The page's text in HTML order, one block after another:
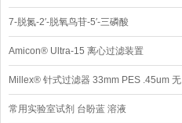
7-脱氮-2′-脱氧鸟苷-5′-三磷酸
Amicon® Ultra-15 离心过滤装置
Millex® 针式过滤器 33mm PES .45um 无
菌
常用实验室试剂 台盼蓝 溶液